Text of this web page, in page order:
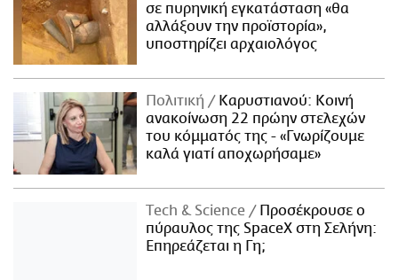
σε πυρηνική εγκατάσταση «θα
αλλάξουν την προϊστορία»,
υποστηρίζει αρχαιολόγος
Πολιτική
Καρυστιανού: Κοινή
ανακοίνωση 22 πρώην στελεχών
του κόμματός της - «Γνωρίζουμε
καλά γιατί αποχωρήσαμε»
Τech & Science
Προσέκρουσε ο
πύραυλος της SpaceX στη Σελήνη:
Επηρεάζεται η Γη;